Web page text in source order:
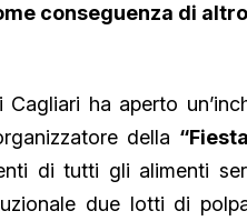
conseguenza di
ha aperto
della “Fiesta
di tutti gli alimenti
due lotti di